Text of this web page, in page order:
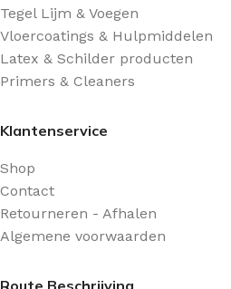
Tegel Lijm & Voegen
Vloercoatings & Hulpmiddelen
Latex & Schilder producten
Primers & Cleaners
Klantenservice
Shop
Contact
Retourneren - Afhalen
Algemene voorwaarden
Route Beschrijving